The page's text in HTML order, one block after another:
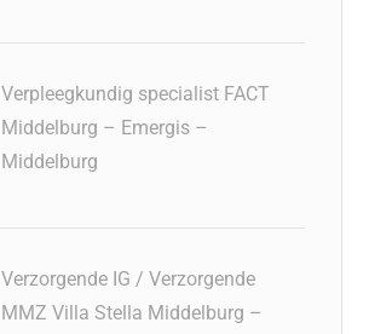
Verpleegkundig specialist FACT
Middelburg – Emergis –
Middelburg
Verzorgende IG / Verzorgende
MMZ Villa Stella Middelburg –